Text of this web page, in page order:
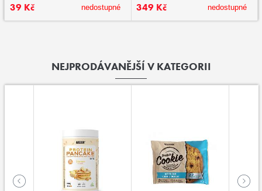
39 Kč
nedostupné
349 Kč
nedostupné
NEJPRODÁVANĚJŠÍ V KATEGORII